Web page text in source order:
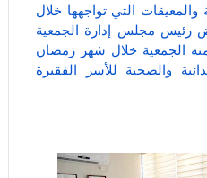
التي تواجهها خلال
رئيس مجلس إدارة الجمعية
الجمعية خلال شهر رمضان
والصحية للأسر الفقيرة